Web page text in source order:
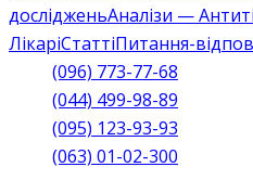
дослідженьАналізи —
ЛікаріСтаттіПитання-
(096) 773-77-68
(044) 499-98-89
(095) 123-93-93
(063) 01-02-300